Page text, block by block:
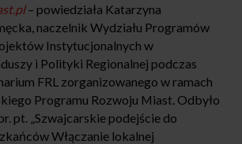
– powiedziała Katarzyna
naczelnik Wydziału Programów
Instytucjonalnych w
i Polityki Regionalnej podczas
FRL zorganizowanego w ramach
Programu Rozwoju Miast. Odbyło
pt. „Szwajcarskie podejście do
Włączanie lokalnej